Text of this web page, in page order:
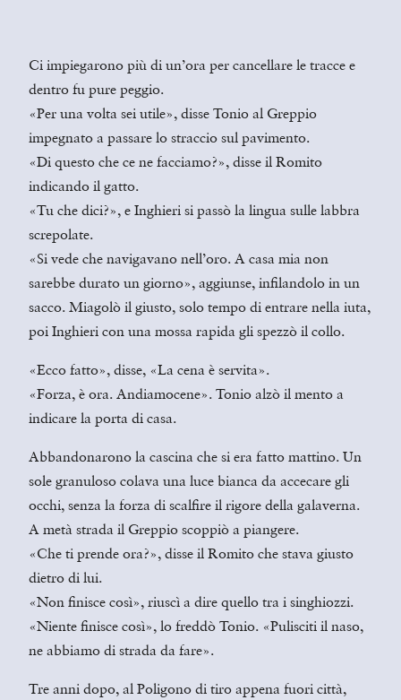
Ci impiegarono più di un’ora per cancellare le tracce e
dentro fu pure peggio.
«Per una volta sei utile», disse Tonio al Greppio
impegnato a passare lo straccio sul pavimento.
«Di questo che ce ne facciamo?», disse il Romito
indicando il gatto.
«Tu che dici?», e Inghieri si passò la lingua sulle labbra
screpolate.
«Si vede che navigavano nell’oro. A casa mia non
sarebbe durato un giorno», aggiunse, infilandolo in un
sacco. Miagolò il giusto, solo tempo di entrare nella iuta,
poi Inghieri con una mossa rapida gli spezzò il collo.
«Ecco fatto», disse, «La cena è servita».
«Forza, è ora. Andiamocene». Tonio alzò il mento a
indicare la porta di casa.
Abbandonarono la cascina che si era fatto mattino. Un
sole granuloso colava una luce bianca da accecare gli
occhi, senza la forza di scalfire il rigore della galaverna.
A metà strada il Greppio scoppiò a piangere.
«Che ti prende ora?», disse il Romito che stava giusto
dietro di lui.
«Non finisce così», riuscì a dire quello tra i singhiozzi.
«Niente finisce così», lo freddò Tonio. «Pulisciti il naso,
ne abbiamo di strada da fare».
Tre anni dopo, al Poligono di tiro appena fuori città,